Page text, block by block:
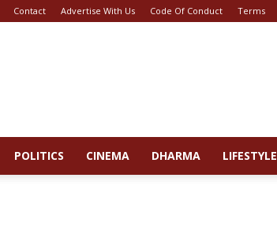
Contact Advertise With Us Code Of Conduct Terms
POLITICS CINEMA DHARMA LIFESTYLE